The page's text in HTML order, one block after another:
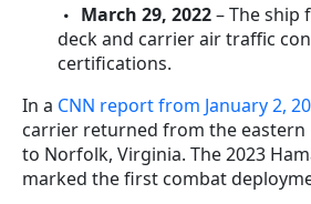
March 29, 2022– The ship
deck and carrier air traffic
certifications.
In a CNN report from January 2,
carrier returned from the eastern
to Norfolk, Virginia. The 2023
marked the first combat